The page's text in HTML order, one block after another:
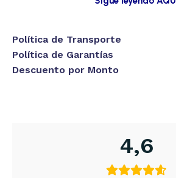
Política de Transporte
Política de Garantías
Descuento por Monto
4,6